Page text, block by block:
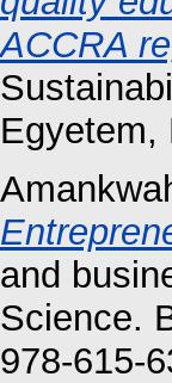
ACCRA
Egyetem,
and
Science.
978-615-